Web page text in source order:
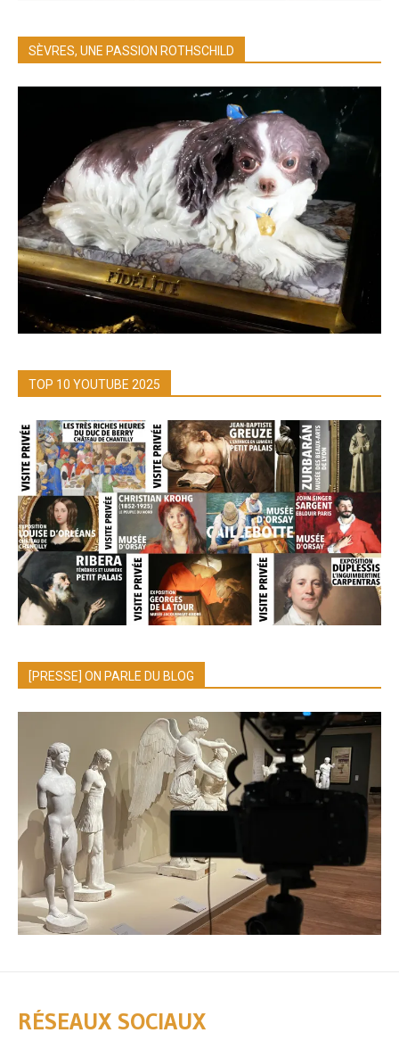
SÈVRES, UNE PASSION ROTHSCHILD
TOP 10 YOUTUBE 2025
[PRESSE] ON PARLE DU BLOG
RÉSEAUX SOCIAUX